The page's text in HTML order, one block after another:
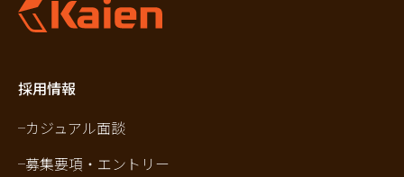
採用情報
カジュアル面談
募集要項・エントリー